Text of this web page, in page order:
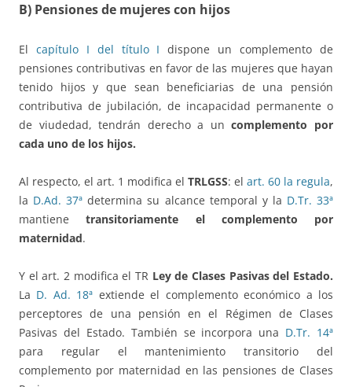
B) Pensiones de mujeres con hijos
El capítulo I del título I dispone un complemento de
pensiones contributivas en favor de las mujeres que hayan
tenido hijos y que sean beneficiarias de una pensión
contributiva de jubilación, de incapacidad permanente o
de viudedad, tendrán derecho a uncomplemento por
cada uno de los hijos.
Al respecto, el art. 1 modifica el TRLGSS: el art. 60 la regula,
la D.Ad. 37ª determina su alcance temporal y la D.Tr. 33ª
mantiene transitoriamente el complemento por
maternidad.
Y el art. 2 modifica el TR Ley de Clases Pasivas del Estado.
La D. Ad. 18ª extiende el complemento económico a los
perceptores de una pensión en el Régimen de Clases
Pasivas del Estado. También se incorpora una D.Tr. 14ª
para regular el mantenimiento transitorio del
complemento por maternidad en las pensiones de Clases